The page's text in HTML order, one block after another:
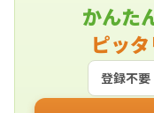
かんた
ピッ
登録不要